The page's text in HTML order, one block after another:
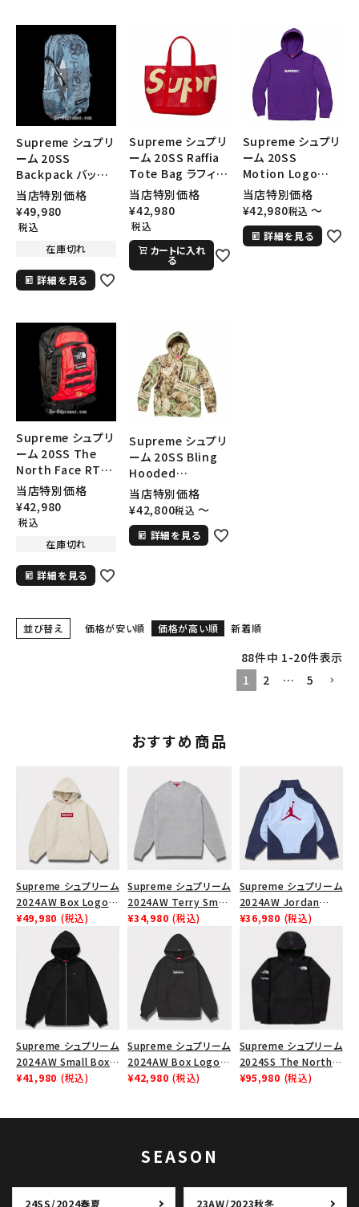
キーワードから探す
search
人気ワード 2025AW 2025SS
Tシャツ・ロングスリーブ
キャップ・ハット
パーカー・クルーネック
ブラックスウェット
カテゴリーから探す
コラボレーションブランドから探す
シーズンから探す
価格から探す
円 ～
在庫のない商品を表示する
絞り込んで検索する
Supreme シュプリ
ーム 20SS
Backpack バック
パック リュック バッ
グ ブルーデザート
カモ
当店特別価格
¥49,980
税込
在庫切れ
詳細を見る
Supreme シュプリ
ーム 20SS Raffia
Tote Bag ラフィア
トートバッグ レッ
ド
当店特別価格
¥42,980
税込
カートに入れ
る
Supreme シュプリ
ーム 20SS
Motion Logo
Hooded
Sweatshirt モー
ションロゴフードパ
ーカー パープル
当店特別価格
¥42,980税込 〜
詳細を見る
Supreme シュプリ
ーム 20SS The
North Face RTG
Backpack ノース
フェイスRTGバック
パック リュック ブラ
当店特別価格
¥42,980
税込
在庫切れ
詳細を見る
Supreme シュプリ
ーム 20SS Bling
Hooded
Sweatshirt ブリン
グフードスウェット
シャツパーカー グリ
ーン
当店特別価格
¥42,800税込 〜
詳細を見る
並び替え 価格が安い順 価格が高い順 新着順
88件中 1-20件表示
1
2 … 5
おすすめ商品
Supreme シュプリーム
2024AW Box Logo
Hooded Sweatshirt
ボックスロゴフードパー
カー ストーン
¥49,980 (税込)
Supreme シュプリーム
2024AW Terry Small
Box Sweater テリー
スモールボックスセータ
ー ヘザーグレー 灰
¥34,980 (税込)
Supreme シュプリーム
2024AW Jordan
Tricot Track Jacket
ジョーダントリコットト
ラックジャケット ライト
ブルー 青
¥36,980 (税込)
Supreme シュプリーム
2024AW Small Box
Zip Up Hooded
¥41,980 (税込)
Supreme シュプリーム
2024AW Box Logo
Hooded Sweatshirt
¥42,980 (税込)
Supreme シュプリーム
2024SS The North
Face Split Taped
¥95,980 (税込)
SEASON
24SS/2024春夏 23AW/2023秋冬